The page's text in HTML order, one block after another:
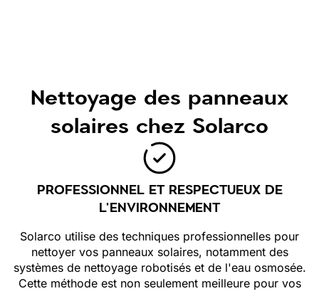
Nettoyage des panneaux
solaires chez Solarco
PROFESSIONNEL ET RESPECTUEUX DE
L'ENVIRONNEMENT
Solarco utilise des techniques professionnelles pour
nettoyer vos panneaux solaires, notamment des
systèmes de nettoyage robotisés et de l'eau osmosée.
Cette méthode est non seulement meilleure pour vos